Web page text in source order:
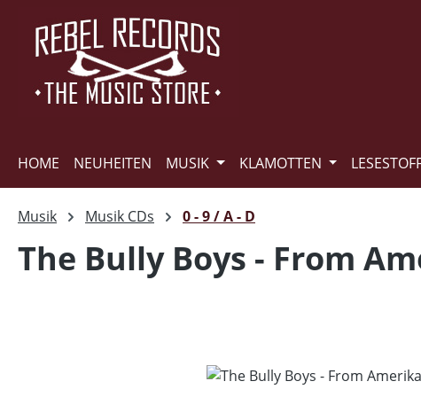
Hauptinhalt springen
Zur Suche springen
Zur Hauptnavigation springen
HOME NEUHEITEN MUSIK KLAMOTTEN
Musik Musik CDs 0 - 9 / A - D
The Bully Boys - From